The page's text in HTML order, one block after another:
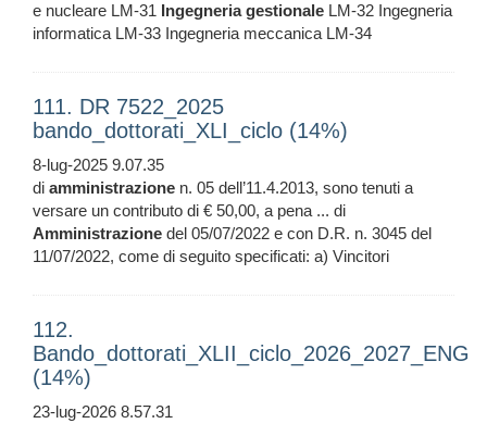
e nucleare LM-31 Ingegneria gestionale LM-32 Ingegneria
informatica LM-33 Ingegneria meccanica LM-34
111. DR 7522_2025
bando_dottorati_XLI_ciclo (14%)
8-lug-2025 9.07.35
di amministrazione n. 05 dell’11.4.2013, sono tenuti a
versare un contributo di € 50,00, a pena ... di
Amministrazione del 05/07/2022 e con D.R. n. 3045 del
11/07/2022, come di seguito specificati: a) Vincitori
112.
Bando_dottorati_XLII_ciclo_2026_2027_ENG
(14%)
23-lug-2026 8.57.31